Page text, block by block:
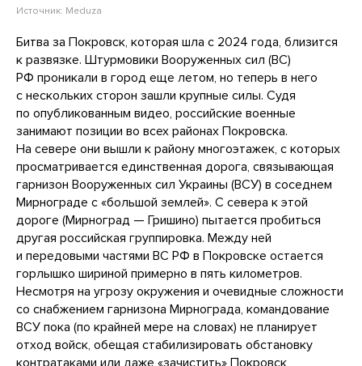
Источник: Meduza
Битва за Покровск, которая шла с 2024 года, близится
к развязке. Штурмовики Вооруженных сил (ВС)
РФ проникали в город еще летом, но теперь в него
с нескольких сторон зашли крупные силы. Судя
по опубликованным видео, российские военные
занимают позиции во всех районах Покровска.
На севере они вышли к району многоэтажек, с которых
просматривается единственная дорога, связывающая
гарнизон Вооруженных сил Украины (ВСУ) в соседнем
Мирнограде с «большой землей». С севера к этой
дороге (Мирноград — Гришино) пытается пробиться
другая российская группировка. Между ней
и передовыми частями ВС РФ в Покровске остается
горлышко шириной примерно в пять километров.
Несмотря на угрозу окружения и очевидные сложности
со снабжением гарнизона Мирнограда, командование
ВСУ пока (по крайней мере на словах) не планирует
отход войск, обещая стабилизировать обстановку
контратаками или даже «зачистить» Покровск